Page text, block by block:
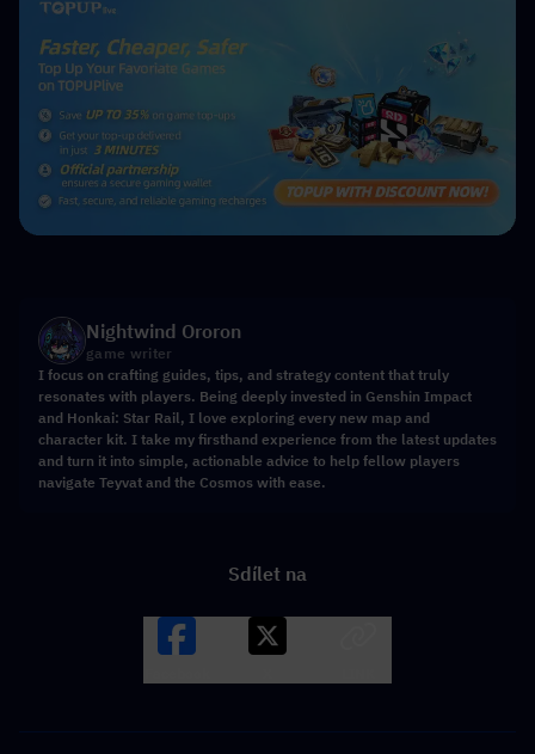
Nightwind Ororon
game writer
I focus on crafting guides, tips, and strategy content that truly
resonates with players. Being deeply invested in Genshin Impact
and Honkai: Star Rail, I love exploring every new map and
character kit. I take my firsthand experience from the latest updates
and turn it into simple, actionable advice to help fellow players
navigate Teyvat and the Cosmos with ease.
Sdílet na